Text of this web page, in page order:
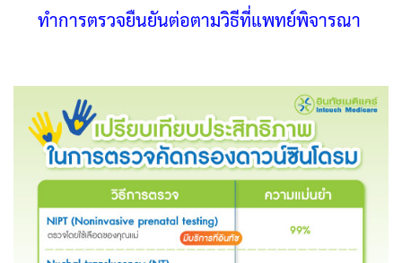
ทำการตรวจยืนยันต่อตามวิธีที่แพทย์พิจารณา